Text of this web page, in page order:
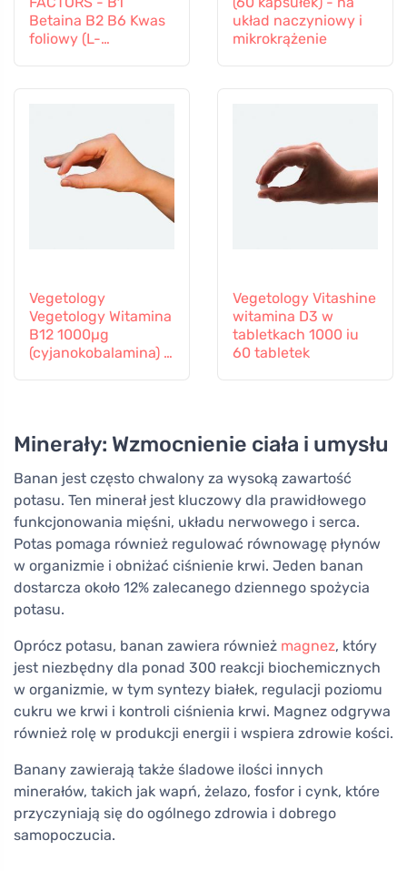
Betaina B2 B6 Kwas
foliowy (L-
układ naczyniowy i
mikrokrążenie
Vegetology
Vegetology Witamina
B12 1000µg
(cyjanokobalamina) o
Vegetology Vitashine
witamina D3 w
tabletkach 1000 iu
60 tabletek
Minerały: Wzmocnienie ciała i umysłu
Banan jest często chwalony za wysoką zawartość
potasu. Ten minerał jest kluczowy dla prawidłowego
funkcjonowania mięśni, układu nerwowego i serca.
Potas pomaga również regulować równowagę płynów
w organizmie i obniżać ciśnienie krwi. Jeden banan
dostarcza około 12% zalecanego dziennego spożycia
potasu.
Oprócz potasu, banan zawiera również magnez, który
jest niezbędny dla ponad 300 reakcji biochemicznych
w organizmie, w tym syntezy białek, regulacji poziomu
cukru we krwi i kontroli ciśnienia krwi. Magnez odgrywa
również rolę w produkcji energii i wspiera zdrowie kości.
Banany zawierają także śladowe ilości innych
minerałów, takich jak wapń, żelazo, fosfor i cynk, które
przyczyniają się do ogólnego zdrowia i dobrego
samopoczucia.